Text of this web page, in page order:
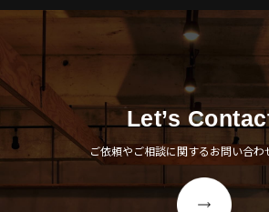
Let’s
ご依頼やご相談に関するお問い合わ